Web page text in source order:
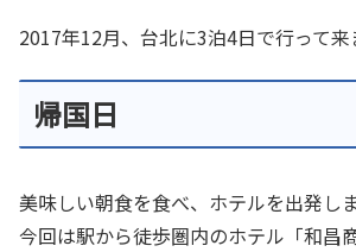
2017年12月、台北に3泊4日で行って来
帰国日
美味しい朝食を食べ、ホテルを出発し
今回は駅から徒歩圏内のホテル「和昌